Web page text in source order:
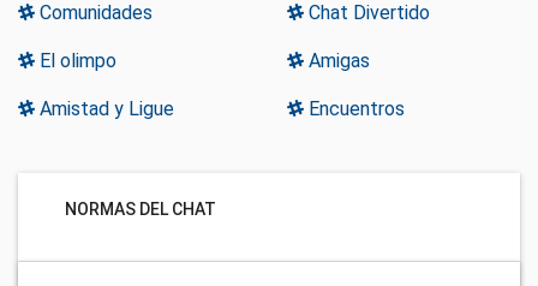
Comunidades Chat Divertido
El olimpo Amigas
Amistad y Ligue Encuentros
NORMAS DEL CHAT